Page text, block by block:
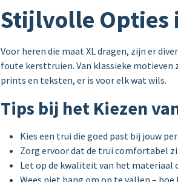
Stijlvolle Opties
Voor heren die maat XL dragen, zijn er
foute kersttruien. Van klassieke
prints en teksten, er is voor elk wat wils.
Tips bij het Kiezen
Kies een trui die goed past bij jouw
Zorg ervoor dat de trui comfortabel
Let op de kwaliteit van het materiaal